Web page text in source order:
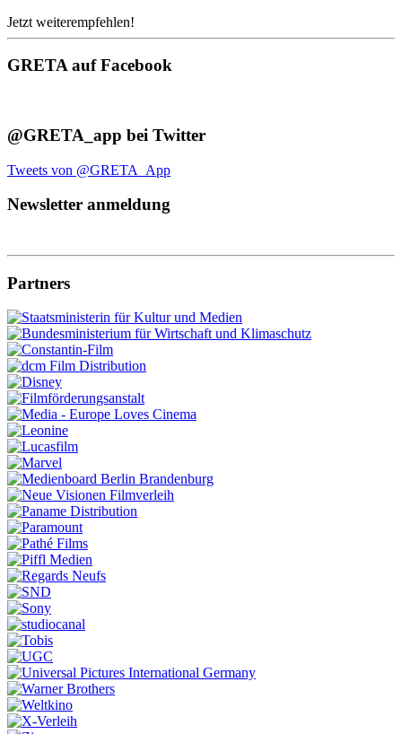
Jetzt weiterempfehlen!
GRETA auf Facebook
@GRETA_app bei Twitter
Tweets von @GRETA_App
Newsletter anmeldung
Partners